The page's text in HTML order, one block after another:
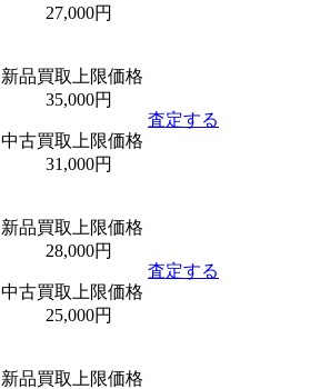
27,000円
新品買取上限価格
35,000円
中古買取上限価格
31,000円
査定する
新品買取上限価格
28,000円
中古買取上限価格
25,000円
査定する
新品買取上限価格